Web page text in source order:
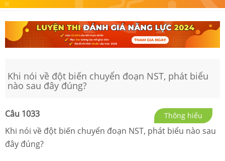
Khi nói về đột biến chuyển đoạn NST, phát biểu
nào sau đây đúng?
Câu 1033 Thông hiểu
Khi nói về đột biến chuyển đoạn NST, phát biểu nào sau
đây đúng?